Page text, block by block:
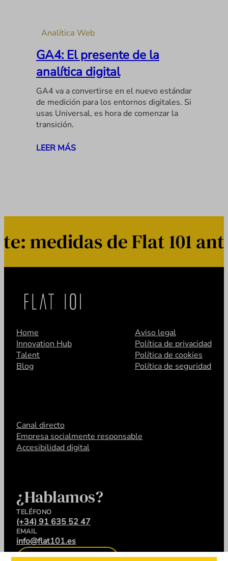
Analítica Web
GA4: El presente de la
analítica digital
GA4 va a convertirse en el nuevo estándar
de medición para los entornos digitales. Si
usas Universal, es hora de comenzar la
transición.
LEER MÁS
medidas de Flat 101
Home
Innovation Hub
Talent
Blog
Aviso legal
Política de privacidad
Política de cookies
Política de seguridad
Canal directo
Empresa socialmente responsable
Accesibilidad digital
¿Hablamos?
TELÉFONO
(+34) 91 635 52 47
EMAIL
info@flat101.es
CONTACTA